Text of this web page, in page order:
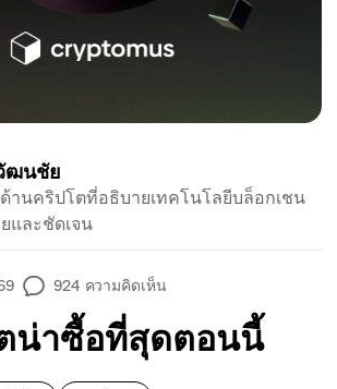
ฒนชัย
านคริปโตที่อธิบายเทคโนโลยีบล็อกเชน
และชัดเจน
924 ความคิดเห็น
น่าซื้อที่สุดตอนนี้